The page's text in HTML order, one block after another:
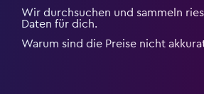
Wir durchsuchen und sammeln
Daten für dich.
Warum sind die Preise nicht